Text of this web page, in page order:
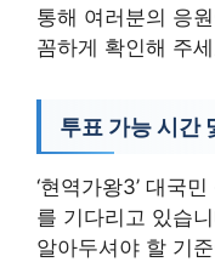
통해 여러분의 응
꼼하게 확인해 주
투표 가능 시간
‘현역가왕3’ 대국
를 기다리고 있습
알아두셔야 할 기